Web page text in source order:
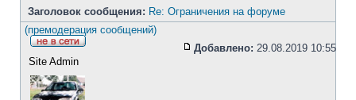
Заголовок сообщения: Re: Ограничения на форуме
(премодерация сообщений)
Добавлено: 29.08.2019 10:55
Site Admin